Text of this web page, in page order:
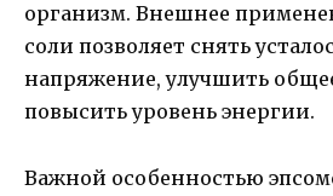
организм. Внешнее
соли позволяет снять
напряжение, улучшить
повысить уровень энергии.
Важной особенностью